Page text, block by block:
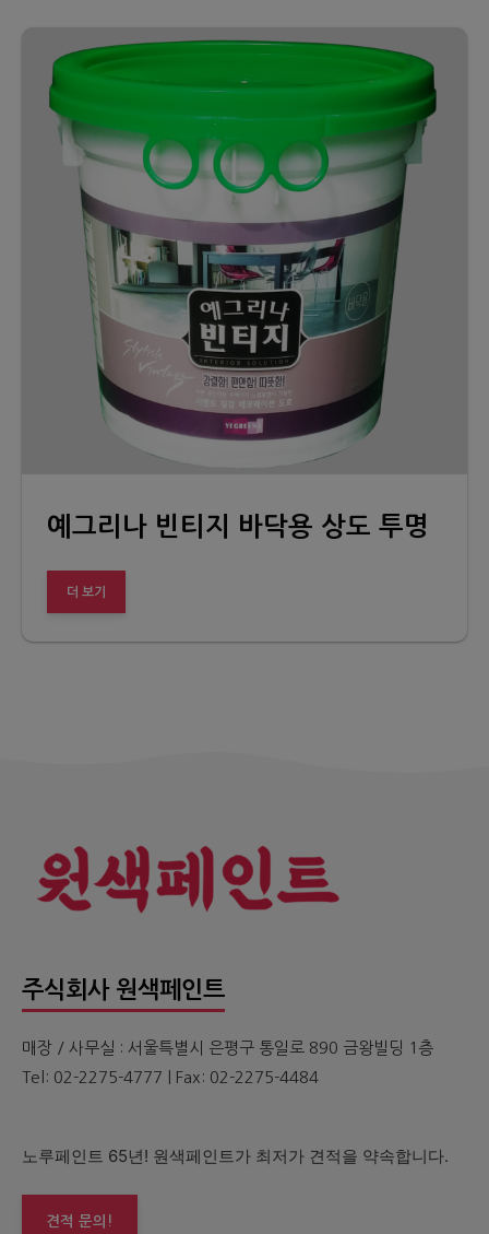
예그리나 빈티지 바닥용 상도 투명
더 보기
주식회사 원색페인트
매장 / 사무실 : 서울특별시 은평구 통일로 890 금왕빌딩 1층
Tel: 02-2275-4777 | Fax: 02-2275-4484
노루페인트 65년! 원색페인트가 최저가 견적을 약속합니다.
견적 문의!